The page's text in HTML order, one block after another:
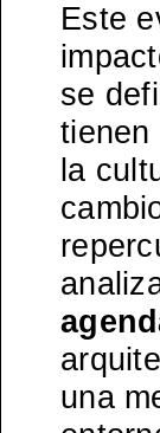
Este
se
tienen
la
una